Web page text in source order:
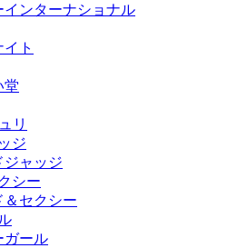
インターナショナル
イト
堂
リ
ジ
ジャッジ
シー
＆セクシー
ガール